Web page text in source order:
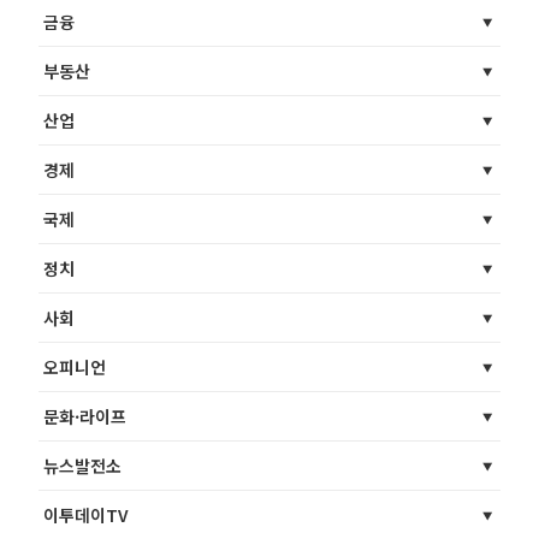
금융
부동산
산업
경제
국제
정치
사회
오피니언
문화·라이프
뉴스발전소
이투데이TV